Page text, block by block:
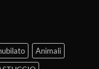
Animali